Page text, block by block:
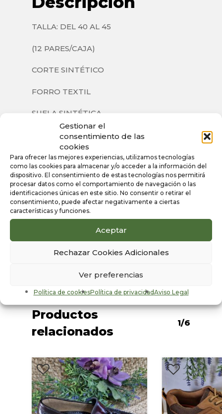
Gestionar el
consentimiento de las
cookies
Para ofrecer las mejores experiencias, utilizamos tecnologías
como las cookies para almacenar y/o acceder a la información del
dispositivo. El consentimiento de estas tecnologías nos permitirá
procesar datos como el comportamiento de navegación o las
identificaciones únicas en este sitio. No consentir o retirar el
consentimiento, puede afectar negativamente a ciertas
características y funciones.
Aceptar
Rechazar Cookies Adicionales
Ver preferencias
Política de cookiesPolítica de privacidadAviso Legal
TALLA: DEL 40 AL 45
(12 PARES/CAJA)
CORTE SINTÉTICO
FORRO TEXTIL
SUELA SINTÉTICA
Información
adicional
Color
Mujer
Productos
relacionados
1/6